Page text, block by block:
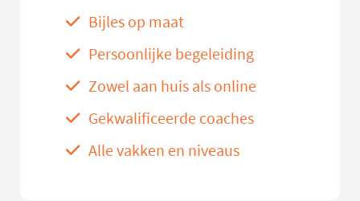
Bijles op maat
Persoonlijke begeleiding
Zowel aan huis als online
Gekwalificeerde coaches
Alle vakken en niveaus